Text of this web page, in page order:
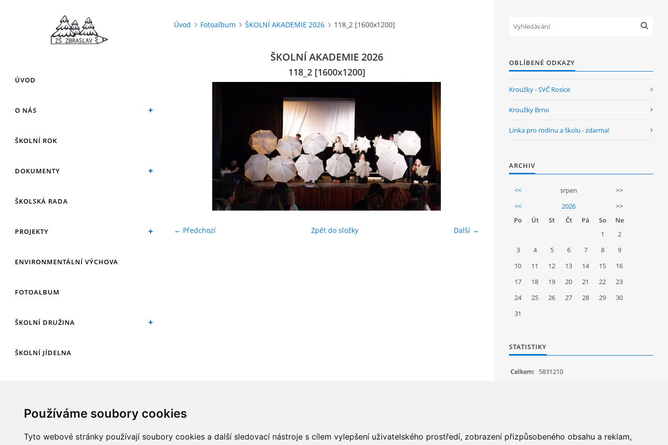
Používáme soubory cookies
Tyto webové stránky používají soubory cookies a další sledovací nástroje s cílem vylepšení uživatelského prostředí, zobrazení přizpůsobeného obsahu a reklam,
ÚVOD
O NÁS
ŠKOLNÍ ROK
DOKUMENTY
ŠKOLSKÁ RADA
PROJEKTY
ENVIRONMENTÁLNÍ VÝCHOVA
FOTOALBUM
ŠKOLNÍ DRUŽINA
ŠKOLNÍ JÍDELNA
KROUŽKY
Úvod Fotoalbum ŠKOLNÍ AKADEMIE 2026 118_2 [1600x1200]
ŠKOLNÍ AKADEMIE 2026
118_2 [1600x1200]
← Předchozí Další →
Zpět do složky
OBLÍBENÉ ODKAZY
Kroužky - SVČ Rosice
Kroužky Brno
Linka pro rodinu a školu - zdarma!
ARCHIV
<< srpen
>>
<<
2026
>>
Po
Út St Čt Pá So
Ne
1
2
3
4 5 6 7 8
9
10
11 12 13 14 15
16
17
18 19 20 21 22
23
24
25 26 27 28 29
30
31
STATISTIKY
Celkem: 5831210